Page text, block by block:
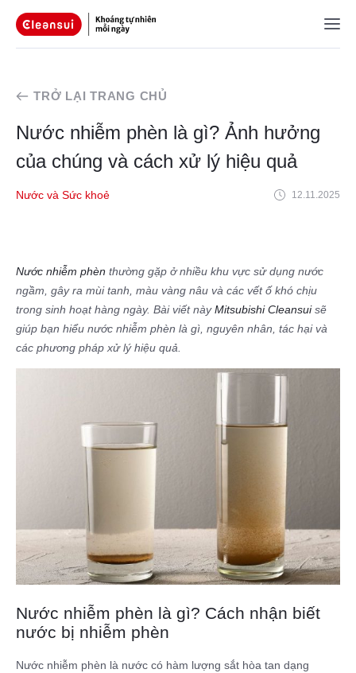
TRỞ LẠI TRANG CHỦ
Nước nhiễm phèn là gì? Ảnh hưởng
của chúng và cách xử lý hiệu quả
Nước và Sức khoẻ 12.11.2025
Nước nhiễm phèn thường gặp ở nhiều khu vực sử dụng nước
ngầm, gây ra mùi tanh, màu vàng nâu và các vết ố khó chịu
trong sinh hoạt hàng ngày. Bài viết nàyMitsubishi Cleansuisẽ
giúp bạn hiểu nước nhiễm phèn là gì, nguyên nhân, tác hại và
các phương pháp xử lý hiệu quả.
Nước nhiễm phèn là gì? Cách nhận biết
nước bị nhiễm phèn
Nước nhiễm phèn là nước có hàm lượng sắt hòa tan dạng